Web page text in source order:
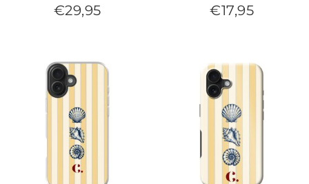
€29,95 €17,95